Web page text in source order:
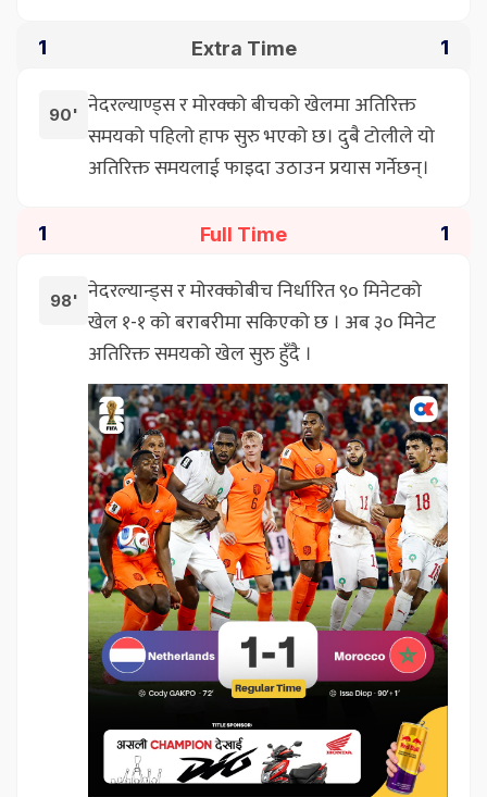
1 Extra Time 1
90' नेदरल्याण्ड्स र मोरक्को बीचको खेलमा अतिरिक्त
समयको पहिलो हाफ सुरु भएको छ। दुबै टोलीले यो
अतिरिक्त समयलाई फाइदा उठाउन प्रयास गर्नेछन्।
1 Full Time 1
98' नेदरल्यान्ड्स र मोरक्कोबीच निर्धारित ९० मिनेटको
खेल १-१ को बराबरीमा सकिएको छ । अब ३० मिनेट
अतिरिक्त समयको खेल सुरु हुँदै ।